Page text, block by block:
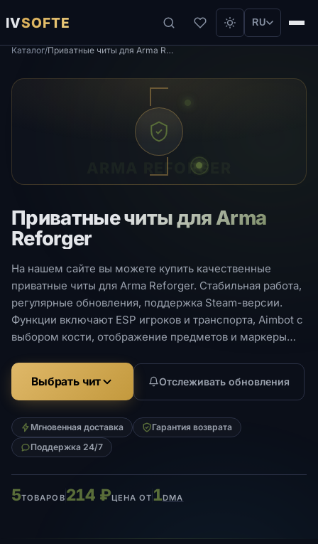
IVSOFTE RU
Каталог/ Приватные читы для Arma Reforger
Приватные читы для Arma
Reforger
На нашем сайте вы можете купить качественные
приватные читы для Arma Reforger. Стабильная работа,
регулярные обновления, поддержка Steam-версии.
Функции включают ESP игроков и транспорта, Aimbot с
выбором кости, отображение предметов и маркеры
Выбрать чит Отслеживать обновления
Мгновенная доставка
Гарантия возврата
Поддержка 24/7
5ТОВАРОВ214 ₽ЦЕНА ОТ 1DMA
ARMA REFORGER